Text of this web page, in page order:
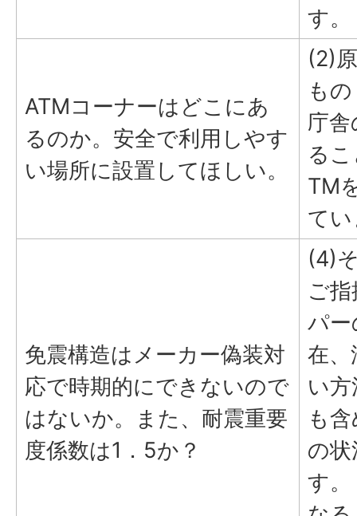
す。
ATMコーナーはどこにあ
るのか。安全で利用しやす
い場所に設置してほしい。
(2)
もの
庁
る
TM
て
免震構造はメーカー偽装対
応で時期的にできないので
はないか。また、耐震重要
度係数は1．5か？
(4)
ご
パー
在、
い
も
の
す。